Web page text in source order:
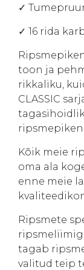
✓
✓ 16 rida
toon ja
rikkaliku,
CLASSIC
Kõik meie
oma ala
enne meie
Ripsmete
tagab
valitud teip